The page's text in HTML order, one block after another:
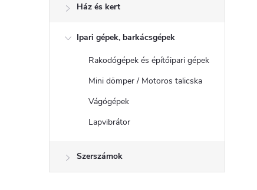
Ház és kert
Ipari gépek, barkácsgépek
Rakodógépek és építőipari gépek
Mini dömper / Motoros talicska
Vágógépek
Lapvibrátor
Szerszámok